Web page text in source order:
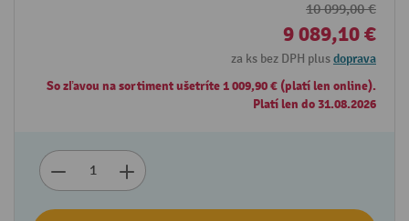
10 099,00 €
9 089,10 €
za ks bez DPH plusdoprava
So zľavou na sortiment ušetríte 1 009,90 € (platí len online).
Platí len do 31.08.2026